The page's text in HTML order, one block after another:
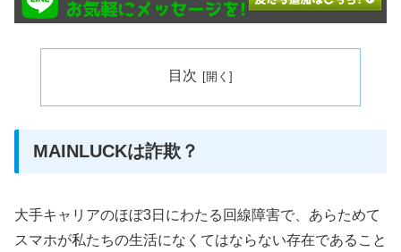
目次
MAINLUCKは詐欺？
大手キャリアのほぼ3日にわたる回線障害で、あらためて
スマホが私たちの生活になくてはならない存在であること